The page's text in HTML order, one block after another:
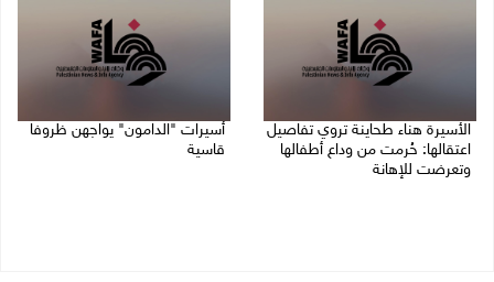
الأسيرة هناء طحاينة تروي تفاصيل
اعتقالها: حُرمت من وداع أطفالها
وتعرضت للإهانة
أسيرات "الدامون" يواجهن ظروفا
قاسية